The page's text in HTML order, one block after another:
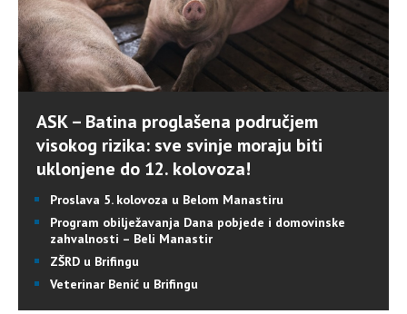
ASK – Batina proglašena područjem
visokog rizika: sve svinje moraju biti
uklonjene do 12. kolovoza!
Proslava 5. kolovoza u Belom Manastiru
Program obilježavanja Dana pobjede i domovinske
zahvalnosti – Beli Manastir
ZŠRD u Brifingu
Veterinar Benić u Brifingu